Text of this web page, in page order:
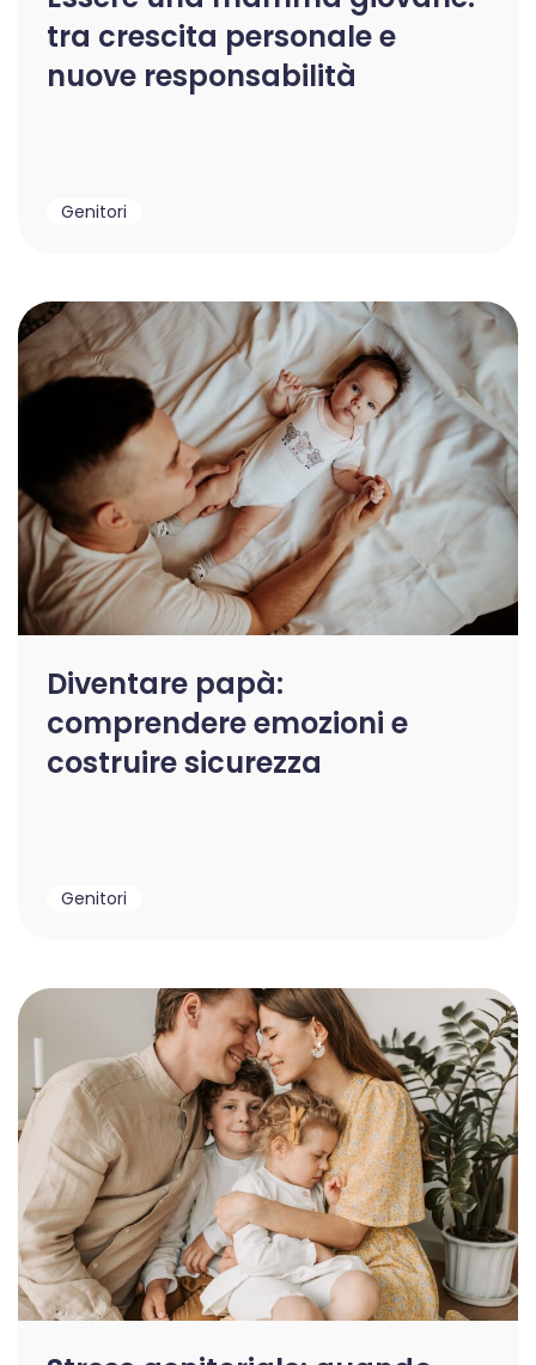
tra crescita personale e
nuove responsabilità
Genitori
Diventare papà:
comprendere emozioni e
costruire sicurezza
Genitori